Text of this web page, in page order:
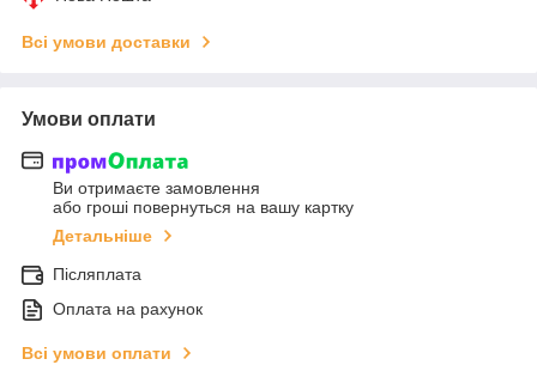
Всі умови доставки
Умови оплати
Ви отримаєте замовлення
або гроші повернуться на вашу картку
Детальніше
Післяплата
Оплата на рахунок
Всі умови оплати